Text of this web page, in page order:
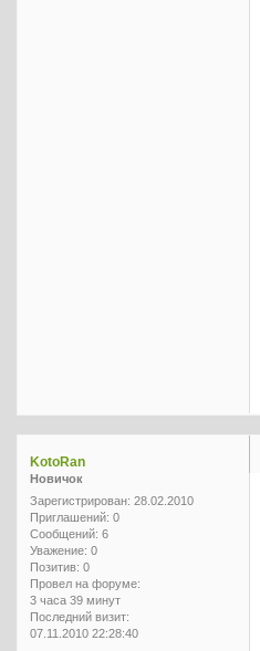
KotoRan
Новичок
Зарегистрирован: 28.02.2010
Приглашений: 0
Сообщений: 6
Уважение: 0
Позитив: 0
Провел на форуме:
3 часа 39 минут
Последний визит:
07.11.2010 22:28:40